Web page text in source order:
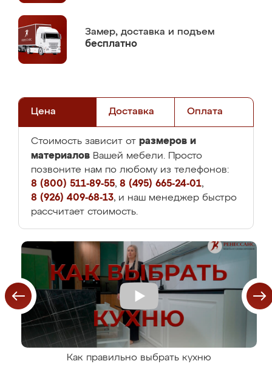
Замер, доставка и подъем
бесплатно
Цена Доставка Оплата
Стоимость зависит от размеров и
материалов Вашей мебели. Просто
позвоните нам по любому из телефонов:
8 (800) 511-89-55, 8 (495) 665-24-01,
8 (926) 409-68-13, и наш менеджер быстро
рассчитает стоимость.
Как правильно выбрать кухню